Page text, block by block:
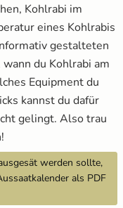
Kohlrabi im
eines Kohlrabis
gestalteten
du Kohlrabi am
Equipment du
kannst du dafür
gelingt. Also trau
werden sollte,
als PDF